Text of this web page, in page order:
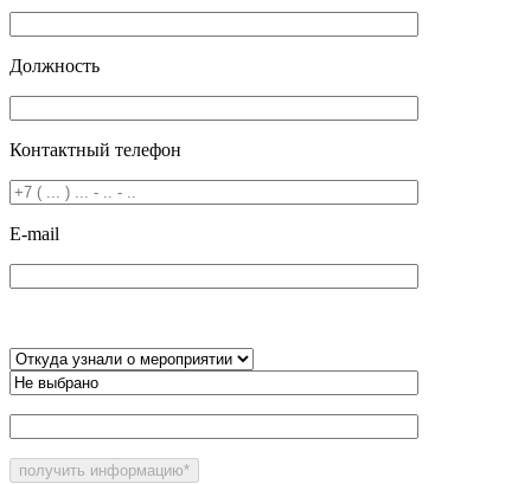
Должность
Контактный телефон
E-mail